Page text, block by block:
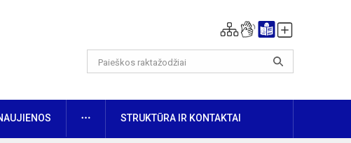
DAUGIAUSTRUKTŪRA IR KONTAKTAI